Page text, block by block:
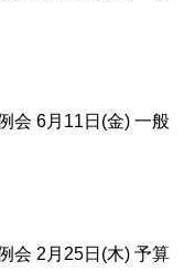
会 6月11日(金) 一般
会 2月25日(木) 予算